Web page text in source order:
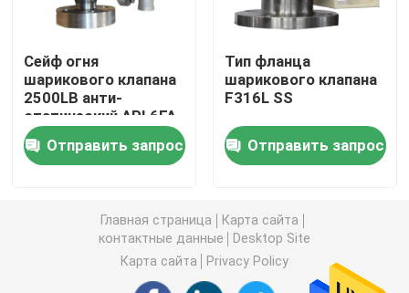
Клапан аварийной остановки
Полностью сваренный шариковый клапан
плавая шариковый клапан
Шариковый клапан установленный Trunnion
Сейф огня
шарикового клапана
2500LB анти-
статический API 6FA
API 607
нержавеющей стали
F51
Отправить запрос
Тип фланца
шарикового клапана
F316L SS
Отправить запрос
Главная страница
Карта сайта
контактные данные
Desktop Site
Карта сайта
Privacy Policy